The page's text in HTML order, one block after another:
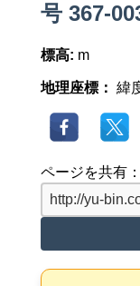
号 367-
標高: m
地理座標： 緯
ページを共有：